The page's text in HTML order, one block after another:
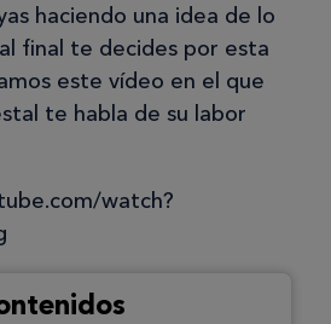
haciendo una idea de lo
final te decides por esta
este vídeo en el que
te habla de su labor
watch?